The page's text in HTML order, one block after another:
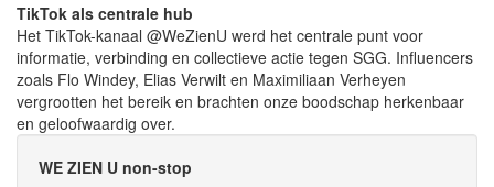
TikTok als centrale hub
Het TikTok-kanaal @WeZienU werd het centrale punt voor
informatie, verbinding en collectieve actie tegen SGG. Influencers
zoals Flo Windey, Elias Verwilt en Maximiliaan Verheyen
vergrootten het bereik en brachten onze boodschap herkenbaar
en geloofwaardig over.
WE ZIEN U non-stop